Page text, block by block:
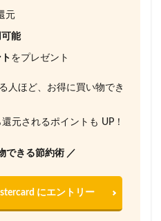
元
能
をプレゼント
人ほど、お得に買い物でき
還元されるポイントも UP！
できる節約術 ／
にエントリー